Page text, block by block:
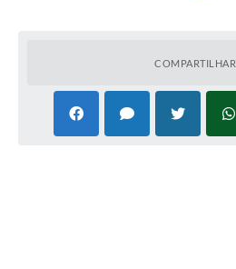
COMPARTILHAR